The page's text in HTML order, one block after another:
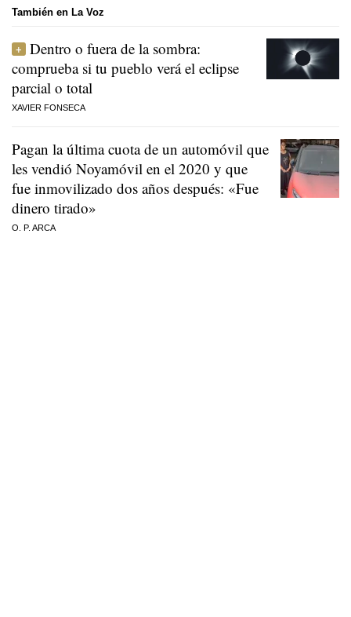
También en La Voz
Dentro o fuera de la sombra:
comprueba si tu pueblo verá el eclipse
parcial o total
XAVIER FONSECA
Pagan la última cuota de un automóvil que
les vendió Noyamóvil en el 2020 y que
fue inmovilizado dos años después: «Fue
dinero tirado»
O. P. ARCA